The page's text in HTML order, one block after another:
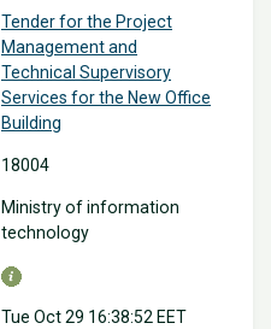
Tender for the Project
Management and
Technical Supervisory
Services for the New Office
Building
18004
Ministry of information
technology
Tue Oct 29 16:38:52 EET